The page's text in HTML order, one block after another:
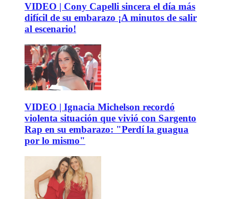
VIDEO | Cony Capelli sincera el día más
difícil de su embarazo ¡A minutos de salir
al escenario!
VIDEO | Ignacia Michelson recordó
violenta situación que vivió con Sargento
Rap en su embarazo: "Perdí la guagua
por lo mismo"